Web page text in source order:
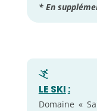
* En
LE SKI :
Domaine «